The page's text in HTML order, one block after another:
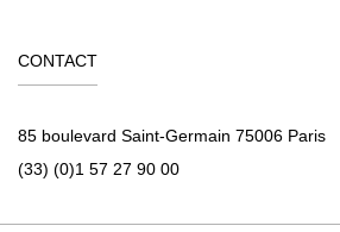
CONTACT
85 boulevard Saint-Germain 75006 Paris
(33) (0)1 57 27 90 00